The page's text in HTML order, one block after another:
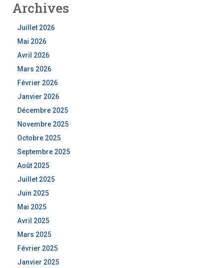
Archives
Juillet 2026
Mai 2026
Avril 2026
Mars 2026
Février 2026
Janvier 2026
Décembre 2025
Novembre 2025
Octobre 2025
Septembre 2025
Août 2025
Juillet 2025
Juin 2025
Mai 2025
Avril 2025
Mars 2025
Février 2025
Janvier 2025